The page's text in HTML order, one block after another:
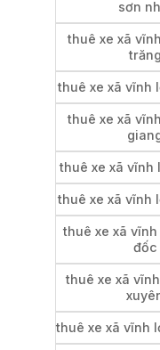
sơn
thuê xe xã
trăng
thuê xe xã vĩnh
thuê xe xã
thuê xe xã vĩnh
thuê xe xã vĩnh
thuê xe xã
đốc
thuê xe xã
thuê xe xã vĩnh